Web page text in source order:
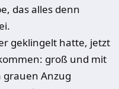
das alles denn
geklingelt hatte, jetzt
groß und mit
Anzug